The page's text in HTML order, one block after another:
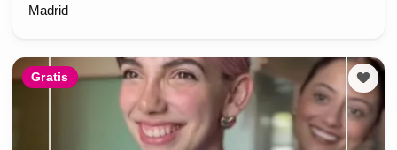
Madrid
Gratis